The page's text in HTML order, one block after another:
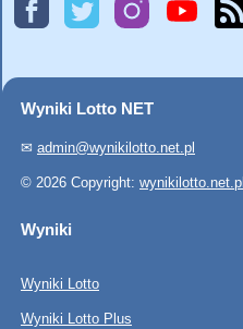
Wyniki Lotto NET
✉ admin@wynikilotto.net.pl
© 2026 Copyright: wynikilotto.net.pl
Wyniki
Wyniki Lotto
Wyniki Lotto Plus